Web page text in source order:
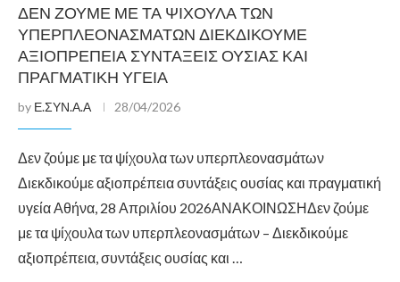
ΔΕΝ ΖΟΎΜΕ ΜΕ ΤΑ ΨΊΧΟΥΛΑ ΤΩΝ
ΥΠΕΡΠΛΕΟΝΑΣΜΆΤΩΝ ΔΙΕΚΔΙΚΟΎΜΕ
ΑΞΙΟΠΡΈΠΕΙΑ ΣΥΝΤΆΞΕΙΣ ΟΥΣΊΑΣ ΚΑΙ
ΠΡΑΓΜΑΤΙΚΉ ΥΓΕΊΑ
by Ε.ΣΥΝ.Α.Α 28/04/2026
Δεν ζούμε με τα ψίχουλα των υπερπλεονασμάτων
Διεκδικούμε αξιοπρέπεια συντάξεις ουσίας και πραγματική
υγεία Αθήνα, 28 Απριλίου 2026ΑΝΑΚΟΙΝΩΣΗΔεν ζούμε
με τα ψίχουλα των υπερπλεονασμάτων – Διεκδικούμε
αξιοπρέπεια, συντάξεις ουσίας και …